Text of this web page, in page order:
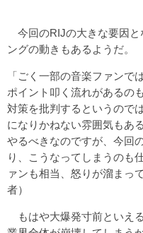
今回のRIJの大きな要因と
ングの動きもあるようだ。
「ごく一部の音楽ファンで
ポイント叩く流れがあるの
対策を批判するというので
になりかねない雰囲気もあ
やるべきなのですが、今回
り、こうなってしまうのも
ァンも相当、怒りが溜まっ
者）
もはや大爆発寸前といえ